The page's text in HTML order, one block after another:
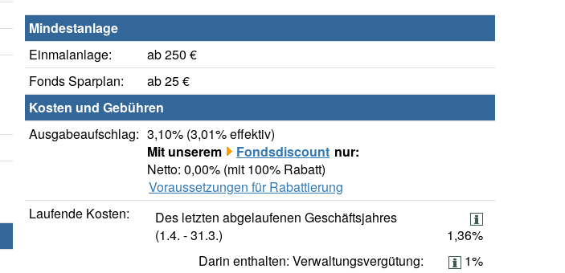
Mindestanlage
Einmalanlage:
ab 250 €
Fonds Sparplan:
ab 25 €
Kosten und Gebühren
Ausgabeaufschlag: 3,10% (3,01% effektiv)
Mit unserem
Fondsdiscount nur:
Netto: 0,00% (mit 100% Rabatt)
Voraussetzungen für Rabattierung
Laufende Kosten:
Des letzten abgelaufenen Geschäftsjahres
(1.4. - 31.3.)
1,36%
Darin enthalten: Verwaltungsvergütung:
1%